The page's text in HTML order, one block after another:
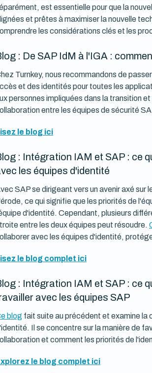
est essentielle pour que la
et prêtes à maximiser la nouvelle
les considérations clés et les
: De SAP IdM à l'IGA :
Turnkey, nous recommandons de
et des identités pour toutes les
personnes impliquées dans la transition
entre les équipes de sécurité
le blog ici
: Intégration IAM et SAP : ce
les équipes d'identité
SAP se dirigeant vers un avenir axé sur
ce qui signifie que les priorités de
d'identité. Cependant, plusieurs
entre les deux équipes peut résoudre.
avec les équipes d'identité,
le blog complet ici
: Intégration IAM et SAP : ce
avec les équipes SAP
blog fait suite au précédent et examine la
Il se concentre sur la manière de
et comment les priorités de
le blog complet ici